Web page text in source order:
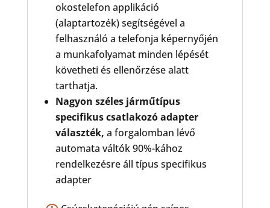
okostelefon applikáció
(alaptartozék) segítségével a
felhasználó a telefonja képernyőjén
a munkafolyamat minden lépését
követheti és ellenőrzése alatt
tarthatja.
Nagyon széles járműtípus
specifikus csatlakozó adapter
választék, a forgalomban lévő
automata váltók 90%-kához
rendelkezésre áll típus specifikus
adapter